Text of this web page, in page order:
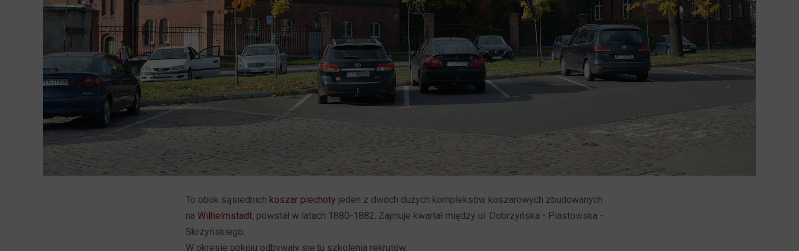
To obok sąsiednich koszar piechoty jeden z dwóch dużych kompleksów koszarowych zbudowanych
na Wilhelmstadt, powstał w latach 1880-1882. Zajmuje kwartał między ul. Dobrzyńska - Piastowska -
Skrzyńskiego.
W okresie pokoju odbywały się tu szkolenia rekrutów.